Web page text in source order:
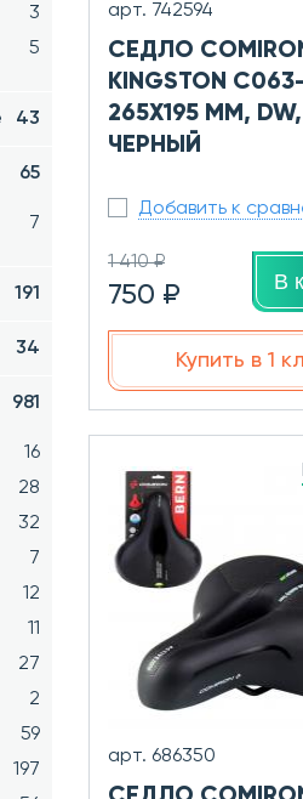
3
5
43
65
7
191
34
981
16
28
32
7
12
11
27
2
59
197
арт. 742594
СЕДЛО
KINGSTON
265X195 ММ, DW,
ЧЕРНЫЙ
Добавить к
1 410 ₽
750 ₽ В
Купить в 1
арт. 686350